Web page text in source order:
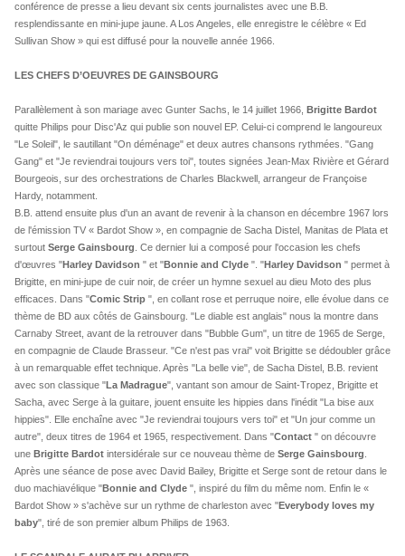
conférence de presse a lieu devant six cents journalistes avec une B.B.
resplendissante en mini-jupe jaune. A Los Angeles, elle enregistre le célèbre « Ed
Sullivan Show » qui est diffusé pour la nouvelle année 1966.
LES CHEFS D’OEUVRES DE GAINSBOURG
Parallèlement à son mariage avec Gunter Sachs, le 14 juillet 1966, Brigitte Bardot
quitte Philips pour Disc'Az qui publie son nouvel EP. Celui-ci comprend le langoureux
"Le Soleil", le sautillant "On déménage" et deux autres chansons rythmées. "Gang
Gang" et "Je reviendrai toujours vers toi", toutes signées Jean-Max Rivière et Gérard
Bourgeois, sur des orchestrations de Charles Blackwell, arrangeur de Françoise
Hardy, notamment.
B.B. attend ensuite plus d'un an avant de revenir à la chanson en décembre 1967 lors
de l'émission TV « Bardot Show », en compagnie de Sacha Distel, Manitas de Plata et
surtout Serge Gainsbourg . Ce dernier lui a composé pour l'occasion les chefs
d'œuvres "Harley Davidson " et "Bonnie and Clyde ". "Harley Davidson " permet à
Brigitte, en mini-jupe de cuir noir, de créer un hymne sexuel au dieu Moto des plus
efficaces. Dans "Comic Strip ", en collant rose et perruque noire, elle évolue dans ce
thème de BD aux côtés de Gainsbourg. "Le diable est anglais" nous la montre dans
Carnaby Street, avant de la retrouver dans "Bubble Gum", un titre de 1965 de Serge,
en compagnie de Claude Brasseur. "Ce n'est pas vrai" voit Brigitte se dédoubler grâce
à un remarquable effet technique. Après "La belle vie", de Sacha Distel, B.B. revient
avec son classique "La Madrague", vantant son amour de Saint-Tropez, Brigitte et
Sacha, avec Serge à la guitare, jouent ensuite les hippies dans l'inédit "La bise aux
hippies". Elle enchaîne avec "Je reviendrai toujours vers toi" et "Un jour comme un
autre", deux titres de 1964 et 1965, respectivement. Dans "Contact " on découvre
une Brigitte Bardot intersidérale sur ce nouveau thème de Serge Gainsbourg
Après une séance de pose avec David Bailey, Brigitte et Serge sont de retour dans le
duo machiavélique "Bonnie and Clyde ", inspiré du film du même nom. Enfin le «
Bardot Show » s'achève sur un rythme de charleston avec "Everybody loves my
baby", tiré de son premier album Philips de 1963.